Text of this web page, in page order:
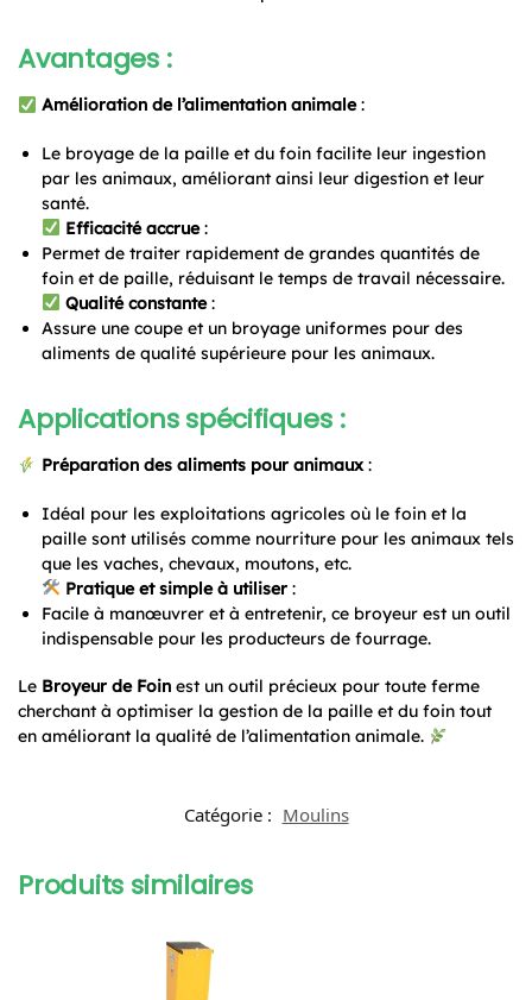
Avantages :
Amélioration de l’alimentation animale:
Le broyage de la paille et du foin facilite leur ingestion
par les animaux, améliorant ainsi leur digestion et leur
santé.
Efficacité accrue:
Permet de traiter rapidement de grandes quantités de
foin et de paille, réduisant le temps de travail nécessaire.
Qualité constante:
Assure une coupe et un broyage uniformes pour des
aliments de qualité supérieure pour les animaux.
Applications spécifiques :
Préparation des aliments pour animaux:
Idéal pour les exploitations agricoles où le foin et la
paille sont utilisés comme nourriture pour les animaux tels
que les vaches, chevaux, moutons, etc.
Pratique et simple à utiliser:
Facile à manœuvrer et à entretenir, ce broyeur est un outil
indispensable pour les producteurs de fourrage.
Le Broyeur de Foin est un outil précieux pour toute ferme
cherchant à optimiser la gestion de la paille et du foin tout
en améliorant la qualité de l’alimentation animale.
Catégorie : Moulins
Produits similaires